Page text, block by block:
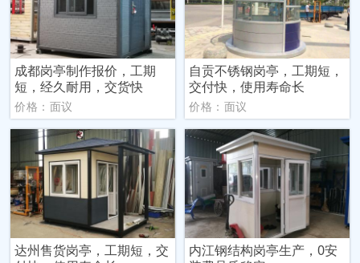
成都岗亭制作报价，工期
短，经久耐用，交货快
价格：面议
自贡不锈钢岗亭，工期短，
交付快，使用寿命长
价格：面议
达州售货岗亭，工期短，交
内江钢结构岗亭生产，0安